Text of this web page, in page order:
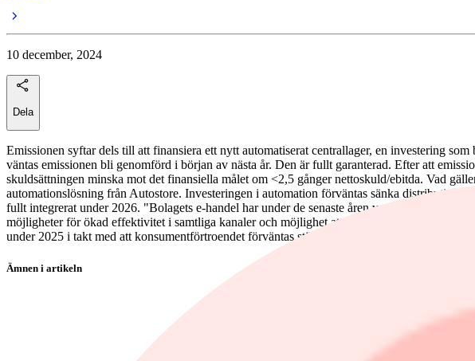
10 december, 2024
Dela
Emissionen syftar dels till att finansiera ett nytt automatiserat centrallager, en investering
väntas emissionen bli genomförd i början av nästa år. Den är fullt garanterad. Efter att
skuldsättningen minska mot det finansiella målet om <2,5 gånger nettoskuld/ebitda. Vad
automationslösning från Autostore. Investeringen i automation förväntas sänka
fullt integrerat under 2026. "Bolagets e-handel har under de senaste åren vuxit kraftigt och
möjligheter för ökad effektivitet i samtliga kanaler och möjlighet att leverera ytterligare
under 2025 i takt med att konsumentförtroendet förväntas stärkas", säger VD Andreas
Ämnen i artikeln